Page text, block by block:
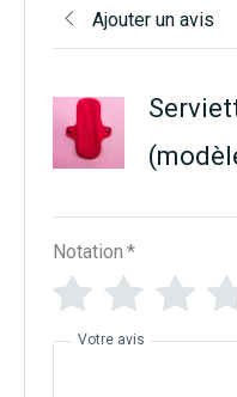
Ajouter un avis
Notation *
Votre avis